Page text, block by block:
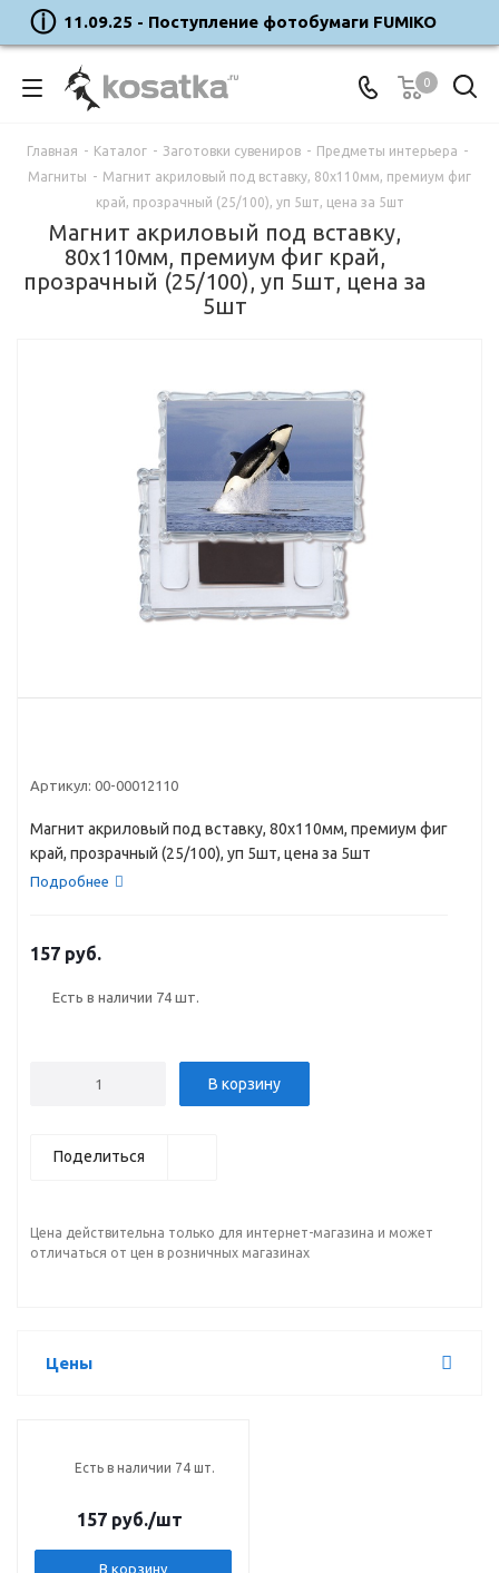
11.09.25 - Поступление фотобумаги FUMIKO
0
Главная - Каталог - Заготовки сувениров - Предметы интерьера -
Магниты - Магнит акриловый под вставку, 80х110мм, премиум фиг
край, прозрачный (25/100), уп 5шт, цена за 5шт
Магнит акриловый под вставку,
80х110мм, премиум фиг край,
прозрачный (25/100), уп 5шт, цена за
5шт
Артикул: 00-00012110
Магнит акриловый под вставку, 80х110мм, премиум фиг
край, прозрачный (25/100), уп 5шт, цена за 5шт
Подробнее
157 руб.
Есть в наличии 74 шт.
В корзину
Поделиться
Цена действительна только для интернет-магазина и может
отличаться от цен в розничных магазинах
Цены
Есть в наличии 74 шт.
157 руб./шт
В корзину